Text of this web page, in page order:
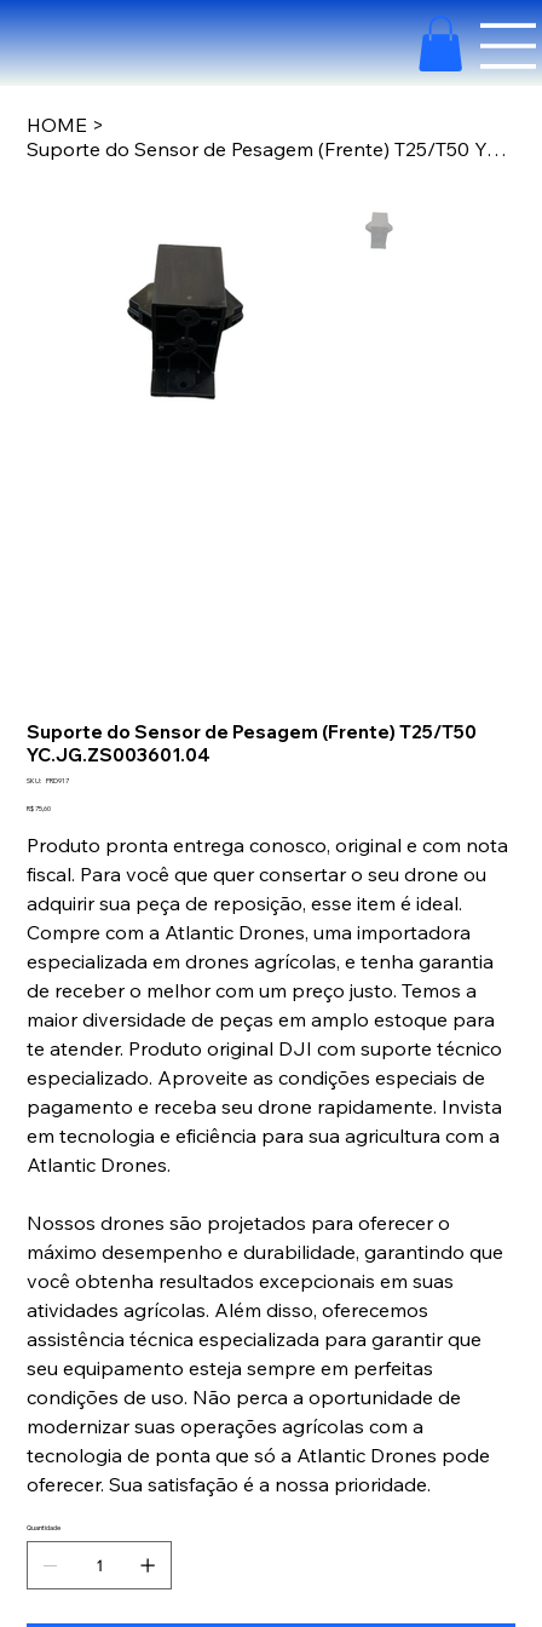
HOME >
Suporte do Sensor de Pesagem (Frente) T25/T50 YC.JG.ZS003601.04
Suporte do Sensor de Pesagem (Frente) T25/T50
YC.JG.ZS003601.04
SKU: SKU
PRD917
Preço
R$ 75,60
Produto pronta entrega conosco, original e com nota
fiscal. Para você que quer consertar o seu drone ou
adquirir sua peça de reposição, esse item é ideal.
Compre com a Atlantic Drones, uma importadora
especializada em drones agrícolas, e tenha garantia
de receber o melhor com um preço justo. Temos a
maior diversidade de peças em amplo estoque para
te atender. Produto original DJI com suporte técnico
especializado. Aproveite as condições especiais de
pagamento e receba seu drone rapidamente. Invista
em tecnologia e eficiência para sua agricultura com a
Atlantic Drones.
Nossos drones são projetados para oferecer o
máximo desempenho e durabilidade, garantindo que
você obtenha resultados excepcionais em suas
atividades agrícolas. Além disso, oferecemos
assistência técnica especializada para garantir que
seu equipamento esteja sempre em perfeitas
condições de uso. Não perca a oportunidade de
modernizar suas operações agrícolas com a
tecnologia de ponta que só a Atlantic Drones pode
oferecer. Sua satisfação é a nossa prioridade.
Quantidade